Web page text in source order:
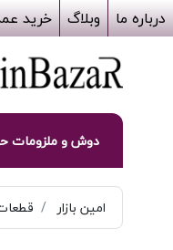
درباره ما وبلاگ خرید
دوش و ملزومات
امین بازار